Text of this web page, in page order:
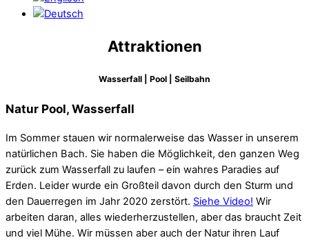
Attraktionen
Wasserfall | Pool | Seilbahn
Natur Pool, Wasserfall
Im Sommer stauen wir normalerweise das Wasser in unserem
natürlichen Bach. Sie haben die Möglichkeit, den ganzen Weg
zurück zum Wasserfall zu laufen – ein wahres Paradies auf
Erden. Leider wurde ein Großteil davon durch den Sturm und
den Dauerregen im Jahr 2020 zerstört. Siehe Video! Wir
arbeiten daran, alles wiederherzustellen, aber das braucht Zeit
und viel Mühe. Wir müssen aber auch der Natur ihren Lauf